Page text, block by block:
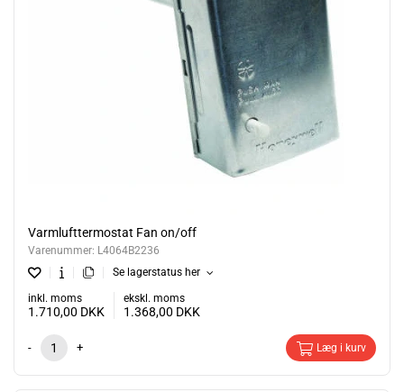
Varmlufttermostat Fan on/off
Varenummer: L4064B2236
Se lagerstatus her
inkl. moms
1.710,00 DKK
ekskl. moms
1.368,00 DKK
- + Læg i kurv